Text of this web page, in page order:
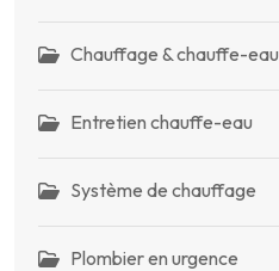
Chauffage & chauffe-eau
Entretien chauffe-eau
Système de chauffage
Plombier en urgence